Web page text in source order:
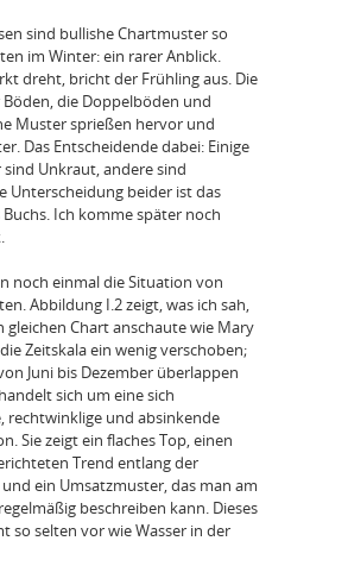
sind bullishe Chartmuster so
im Winter: ein rarer Anblick.
dreht, bricht der Frühling aus. Die
die Doppelböden und
Muster sprießen hervor und
Das Entscheidende dabei: Einige
Unkraut, andere sind
Unterscheidung beider ist das
Buchs. Ich komme später noch
noch einmal die Situation von
Abbildung I.2 zeigt, was ich sah,
gleichen Chart anschaute wie Mary
Zeitskala ein wenig verschoben;
Juni bis Dezember überlappen
sich um eine sich
rechtwinklige und absinkende
Sie zeigt ein flaches Top, einen
Trend entlang der
ein Umsatzmuster, das man am
beschreiben kann. Dieses
so selten vor wie Wasser in der